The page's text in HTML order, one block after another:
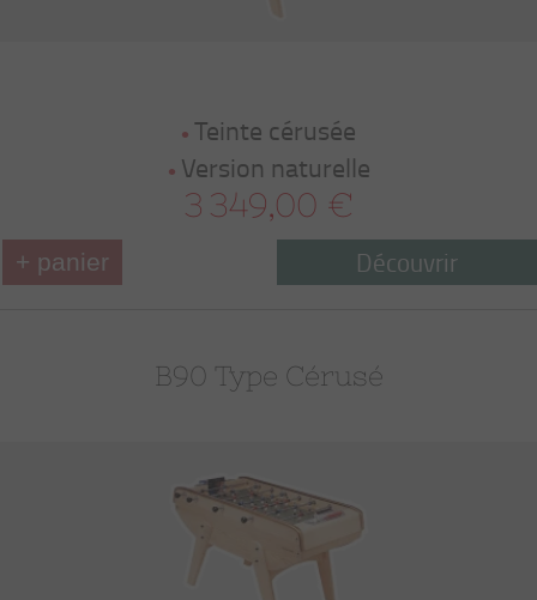
Teinte cérusée
Version naturelle
3 349,00 €
+ panier Découvrir
B90 Type Cérusé